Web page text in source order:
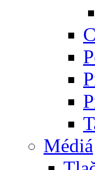
Médiá